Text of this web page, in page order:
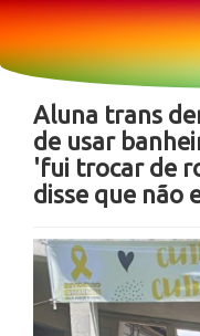
Sobre
Notícias
Aluna trans
de usar
'fui trocar de
disse que não